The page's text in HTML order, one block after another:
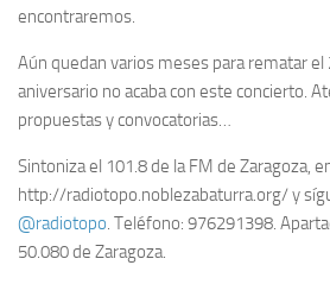
encontraremos.
Aún quedan varios meses para rematar el
aniversario no acaba con este concierto.
propuestas y convocatorias…
Sintoniza el 101.8 de la FM de Zaragoza,
http://radiotopo.noblezabaturra.org/ y
@radiotopo. Teléfono: 976291398.
50.080 de Zaragoza.